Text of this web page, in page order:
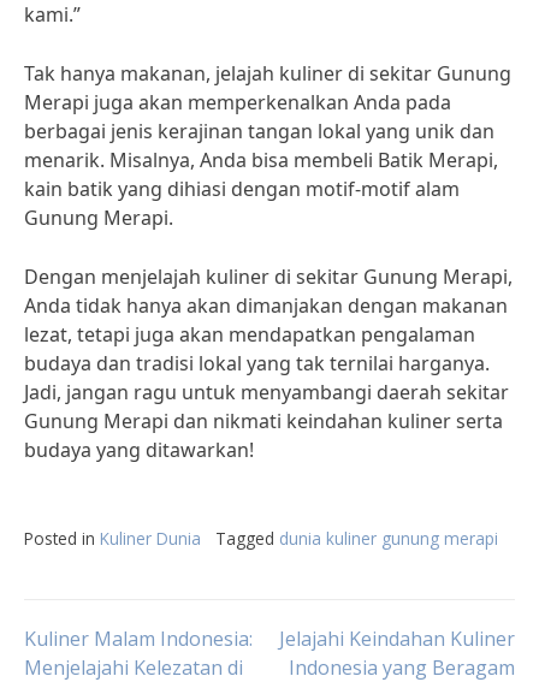
kami.”
Tak hanya makanan, jelajah kuliner di sekitar Gunung
Merapi juga akan memperkenalkan Anda pada
berbagai jenis kerajinan tangan lokal yang unik dan
menarik. Misalnya, Anda bisa membeli Batik Merapi,
kain batik yang dihiasi dengan motif-motif alam
Gunung Merapi.
Dengan menjelajah kuliner di sekitar Gunung Merapi,
Anda tidak hanya akan dimanjakan dengan makanan
lezat, tetapi juga akan mendapatkan pengalaman
budaya dan tradisi lokal yang tak ternilai harganya.
Jadi, jangan ragu untuk menyambangi daerah sekitar
Gunung Merapi dan nikmati keindahan kuliner serta
budaya yang ditawarkan!
Posted in Kuliner Dunia Tagged dunia kuliner gunung merapi
Post
Kuliner Malam Indonesia:
Menjelajahi Kelezatan di
Jelajahi Keindahan Kuliner
Indonesia yang Beragam